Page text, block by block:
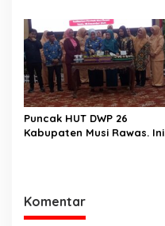
Dan Bersahabat
Puncak HUT DWP 26
Kabupaten Musi Rawas. Ini
Komentar